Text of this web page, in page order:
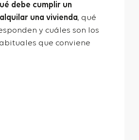
debe cumplir un
una vivienda, qué
y cuáles son los
que conviene